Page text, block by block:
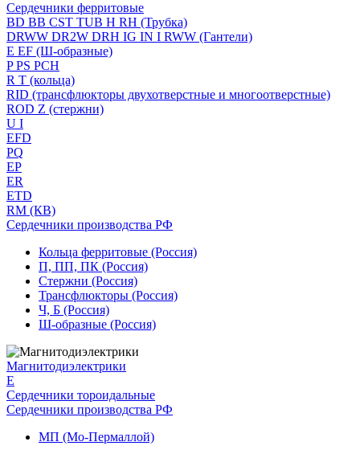
Сердечники ферритовые
BD BB CST TUB H RH (Трубка)
DRWW DR2W DRH IG IN I RWW (Гантели)
E EF (Ш-образные)
P PS PCH
R T (кольца)
RID (трансфлюкторы двухотверстные и многоотверстные)
ROD Z (стержни)
U I
EFD
PQ
EP
ER
ETD
RM (КВ)
Сердечники производства РФ
Кольца ферритовые (Россия)
П, ПП, ПК (Россия)
Стержни (Россия)
Трансфлюкторы (Россия)
Ч, Б (Россия)
Ш-образные (Россия)
Магнитодиэлектрики
E
Сердечники тороидальные
Сердечники производства РФ
МП (Мо-Пермаллой)